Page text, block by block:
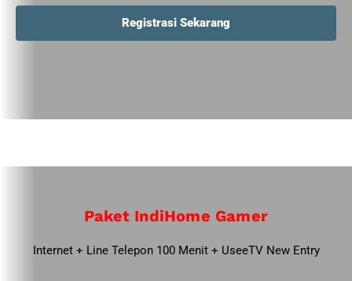
Registrasi Sekarang
Paket IndiHome Gamer
Internet + Line Telepon 100 Menit + UseeTV New Entry